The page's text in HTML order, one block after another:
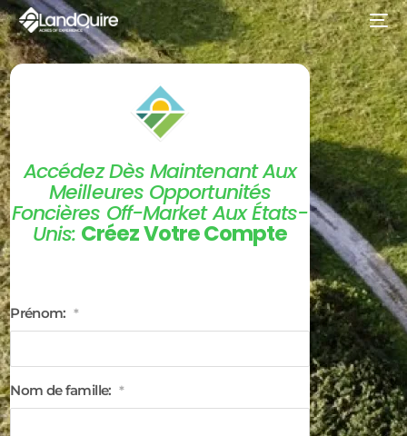
Accédez Dès Maintenant Aux
Meilleures Opportunités
Foncières Off-Market Aux États-
Unis: Créez Votre Compte
Prénom: *
Nom de famille: *